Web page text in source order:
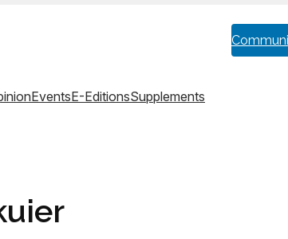
EventsE-EditionsSupplements